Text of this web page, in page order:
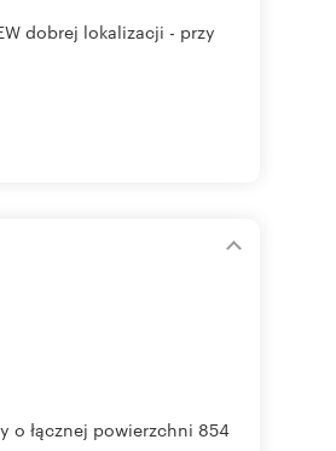
dobrej lokalizacji - przy
o łącznej powierzchni 854